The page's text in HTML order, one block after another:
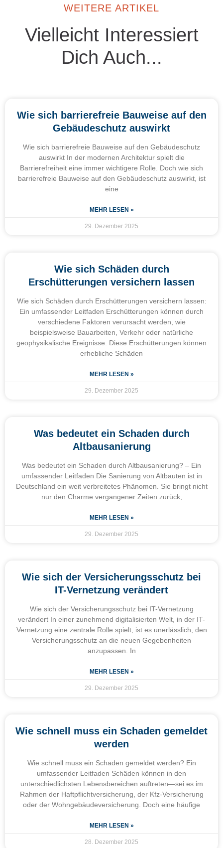
WEITERE ARTIKEL
Vielleicht Interessiert
Dich Auch...
Wie sich barrierefreie Bauweise auf den
Gebäudeschutz auswirkt
Wie sich barrierefreie Bauweise auf den Gebäudeschutz
auswirkt In der modernen Architektur spielt die
Barrierefreiheit eine immer wichtigere Rolle. Doch wie sich
barrierefreie Bauweise auf den Gebäudeschutz auswirkt, ist
eine
MEHR LESEN »
29. Dezember 2025
Wie sich Schäden durch
Erschütterungen versichern lassen
Wie sich Schäden durch Erschütterungen versichern lassen:
Ein umfassender Leitfaden Erschütterungen können durch
verschiedene Faktoren verursacht werden, wie
beispielsweise Bauarbeiten, Verkehr oder natürliche
geophysikalische Ereignisse. Diese Erschütterungen können
erhebliche Schäden
MEHR LESEN »
29. Dezember 2025
Was bedeutet ein Schaden durch
Altbausanierung
Was bedeutet ein Schaden durch Altbausanierung? – Ein
umfassender Leitfaden Die Sanierung von Altbauten ist in
Deutschland ein weit verbreitetes Phänomen. Sie bringt nicht
nur den Charme vergangener Zeiten zurück,
MEHR LESEN »
29. Dezember 2025
Wie sich der Versicherungsschutz bei
IT-Vernetzung verändert
Wie sich der Versicherungsschutz bei IT-Vernetzung
verändert In einer zunehmend digitalisierten Welt, in der IT-
Vernetzung eine zentrale Rolle spielt, ist es unerlässlich, den
Versicherungsschutz an die neuen Gegebenheiten
anzupassen. In
MEHR LESEN »
29. Dezember 2025
Wie schnell muss ein Schaden gemeldet
werden
Wie schnell muss ein Schaden gemeldet werden? Ein
umfassender Leitfaden Schäden können in den
unterschiedlichsten Lebensbereichen auftreten—sei es im
Rahmen der Haftpflichtversicherung, der Kfz-Versicherung
oder der Wohngebäudeversicherung. Doch eine häufige
MEHR LESEN »
28. Dezember 2025